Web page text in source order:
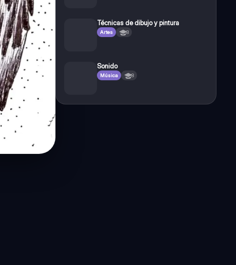
Técnicas de dibujo y pintura
Artes 8
Sonido
Música 8